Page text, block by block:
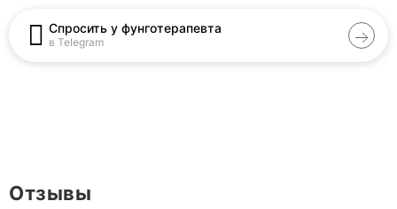
Спросить у фунготерапевта
в Telegram
Отзывы